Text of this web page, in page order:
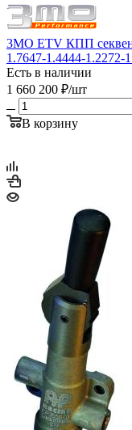
3MO ETV КПП
1.7647-1.4444-
Есть в наличии
1 660 200 ₽/шт
В корзину